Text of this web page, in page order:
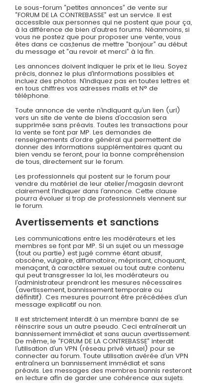
Le sous-forum ”petites annonces” de vente sur
”FORUM DE LA CONTREBASSE” est un service. Il est
accessible aux personnes qui ne postent que pour ça,
à la différence de bien d’autres forums. Néanmoins, si
vous ne postez que pour proposer une vente, vous
êtes dans ce cas,tenus de mettre ”bonjour” au début
du message et ”au revoir et merci” à la fin.
Les annonces doivent indiquer le prix et le lieu. Soyez
précis, donnez le plus d’informations possibles et
incluez des photos. N’indiquez pas en toutes lettres et
en tous chiffres vos adresses mails et N° de
téléphone.
Toute annonce de vente n’indiquant qu’un lien (url)
vers un site de vente de biens d’occasion sera
supprimée sans préavis. Toutes les transactions pour
la vente se font par MP. Les demandes de
renseignements d’ordre général qui permettent de
donner des informations supplémentaires quant au
bien vendu se feront, pour la bonne compréhension
de tous, directement sur le forum.
Les professionnels qui postent sur le forum pour
vendre du matériel de leur atelier/magasin devront
clairement l’indiquer dans l’annonce. Cette clause
pourra évoluer si trop de professionnels viennent sur
le forum.
Avertissements et sanctions
Les communications entre les modérateurs et les
membres se font par MP. Si un sujet ou un message
(tout ou partie) est jugé comme étant abusif,
obscène, vulgaire, diffamatoire, méprisant, choquant,
menaçant, à caractère sexuel ou tout autre contenu
qui peut transgresser la loi, les modérateurs ou
l’administrateur prendront les mesures nécessaires
(avertissement, bannissement temporaire ou
définitif). Ces mesures pourront être précédées d’un
message explicatif ou non.
Il est strictement interdit à un membre banni de se
réinscrire sous un autre pseudo. Ceci entraînerait un
bannissement immédiat et sans aucun avertissement.
De même, le ”FORUM DE LA CONTREBASSE” interdit
l’utilisation d’un VPN (réseau privé virtuel) pour se
connecter au forum. Toute utilisation avérée d’un VPN
entraînera un bannissement immédiat et sans
préavis. Les messages des membres bannis resteront
en lecture afin de garder une cohérence aux sujets.